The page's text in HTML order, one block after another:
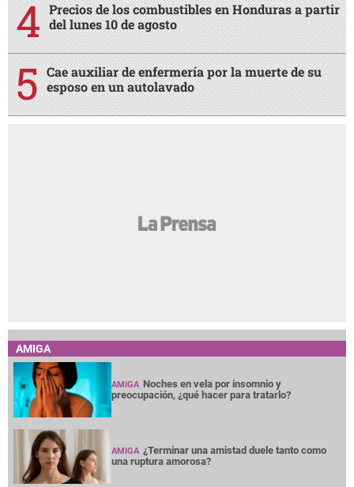
Precios de los combustibles en Honduras a partir
del lunes 10 de agosto
Cae auxiliar de enfermería por la muerte de su
esposo en un autolavado
AMIGA
AMIGA Noches en vela por insomnio y
preocupación, ¿qué hacer para tratarlo?
AMIGA ¿Terminar una amistad duele tanto como
una ruptura amorosa?